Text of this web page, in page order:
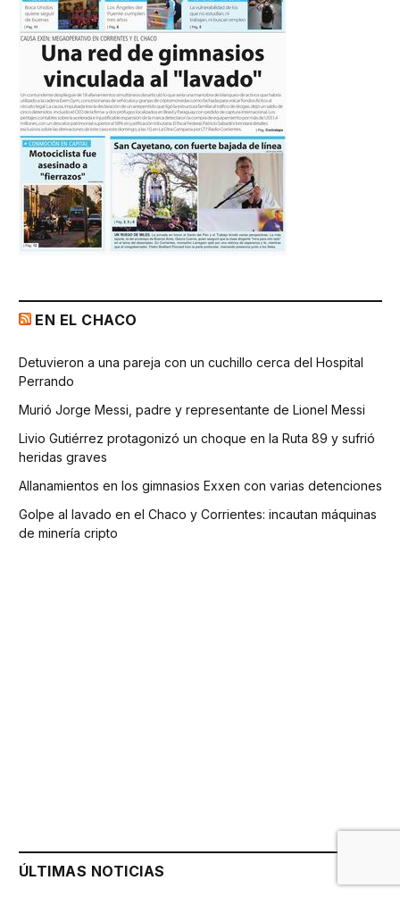
EN EL CHACO
Detuvieron a una pareja con un cuchillo cerca del Hospital
Perrando
Murió Jorge Messi, padre y representante de Lionel Messi
Livio Gutiérrez protagonizó un choque en la Ruta 89 y sufrió
heridas graves
Allanamientos en los gimnasios Exxen con varias detenciones
Golpe al lavado en el Chaco y Corrientes: incautan máquinas
de minería cripto
ÚLTIMAS NOTICIAS